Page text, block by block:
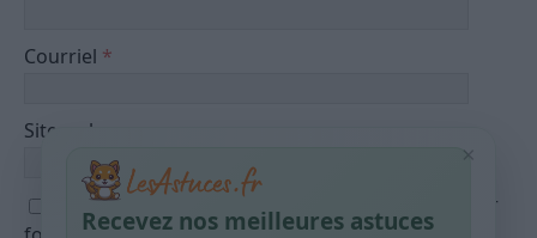
Courriel *
Site web
Save my name, email, and website in this browser
×
Recevez nos meilleures astuces